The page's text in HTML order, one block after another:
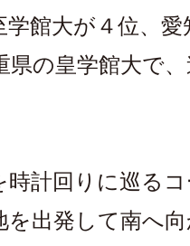
館大が４位、
県の皇学館大で
計回りに巡る
を出発して南へ